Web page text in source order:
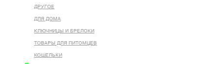
ДРУГОЕ
ДЛЯ ДОМА
КЛЮЧНИЦЫ И БРЕЛОКИ
ТОВАРЫ ДЛЯ ПИТОМЦЕВ
КОШЕЛЬКИ